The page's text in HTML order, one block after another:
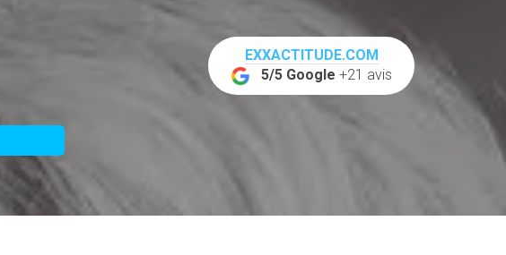
EXXACTITUDE.COM
5/5 Google +21 avis